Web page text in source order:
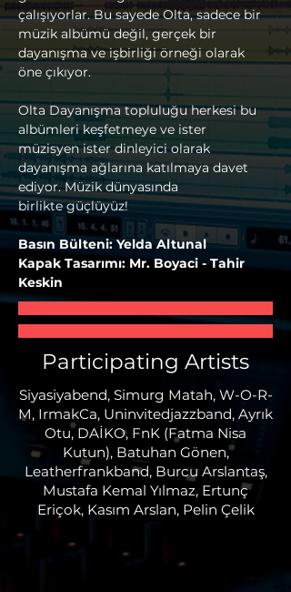
çalışıyorlar. Bu sayede Olta, sadece bir
müzik albümü değil, gerçek bir
dayanışma ve işbirliği örneği olarak
öne çıkıyor.
Olta Dayanışma topluluğu herkesi bu
albümleri keşfetmeye ve ister
müzisyen ister dinleyici olarak
dayanışma ağlarına katılmaya davet
ediyor. Müzik dünyasında
birlikte güçlüyüz!
Basın Bülteni: Yelda Altunal
Kapak Tasarımı: Mr. Boyaci - Tahir
Keskin
Participating Artists
Siyasiyabend, Simurg Matah, W-O-R-
M, IrmakCa, Uninvitedjazzband, Ayrık
Otu, DAİKO, FnK (Fatma Nisa
Kutun), Batuhan Gönen,
Leatherfrankband, Burcu Arslantaş,
Mustafa Kemal Yılmaz, Ertunç
Eriçok, Kasım Arslan, Pelin Çelik